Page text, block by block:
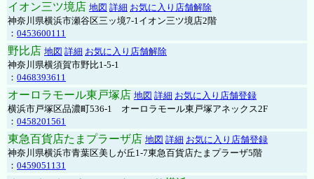
イオン三ツ境店 地図 詳細 お気に入り店舗解除
神奈川県横浜市瀬谷区三ッ境7-1イオン三ツ境店2階
： 0453600111
野比店 地図 詳細 お気に入り店舗解除
神奈川県横須賀市野比1-5-1
： 0468393611
オーロラモール東戸塚店 地図 詳細 お気に入り店舗登録
横浜市戸塚区品濃町536-1 オーロラモール東戸塚アネックス2F
： 0458201561
東急百貨店たまプラーザ店 地図 詳細 お気に入り店舗登録
神奈川県横浜市青葉区美しが丘1-7東急百貨店たまプラーザ5階
： 0459051131